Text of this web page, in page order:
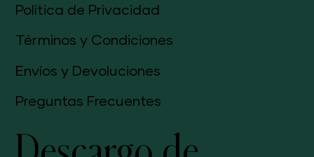
Política de Privacidad
Términos y Condiciones
Envíos y Devoluciones
Preguntas Frecuentes